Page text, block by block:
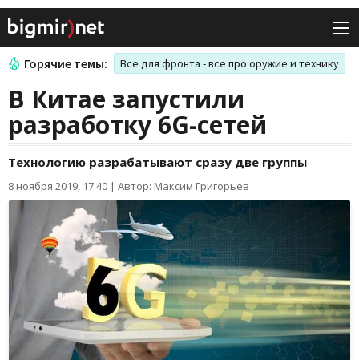
Горячие темы: Все для фронта - все про оружие и технику
В Китае запустили
разработку 6G-сетей
Технологию разрабатывают сразу две группы
8 ноября 2019, 17:40 | Автор: Максим Григорьев